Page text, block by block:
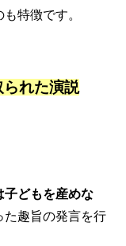
特徴です。
れた演説
子どもを産めな
た趣旨の発言を行